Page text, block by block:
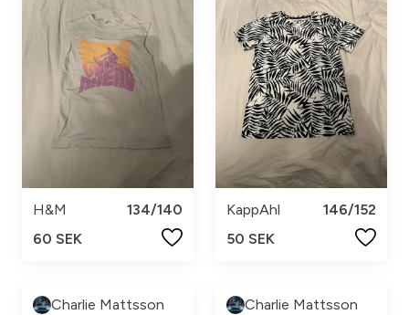
H&M
134/140
60 SEK
KappAhl
146/152
50 SEK
Charlie Mattsson Charlie Mattsson